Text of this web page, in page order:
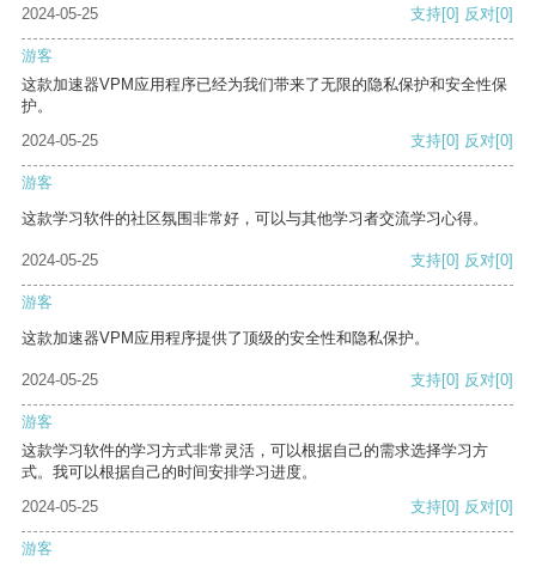
2024-05-25 支持[0] 反对[0]
游客
这款加速器VPM应用程序已经为我们带来了无限的隐私保护和安全性保
护。
2024-05-25
支持[0] 反对[0]
游客
这款学习软件的社区氛围非常好，可以与其他学习者交流学习心得。
2024-05-25 支持[0] 反对[0]
游客
这款加速器VPM应用程序提供了顶级的安全性和隐私保护。
2024-05-25 支持[0] 反对[0]
游客
这款学习软件的学习方式非常灵活，可以根据自己的需求选择学习方
式。我可以根据自己的时间安排学习进度。
2024-05-25
支持[0] 反对[0]
游客